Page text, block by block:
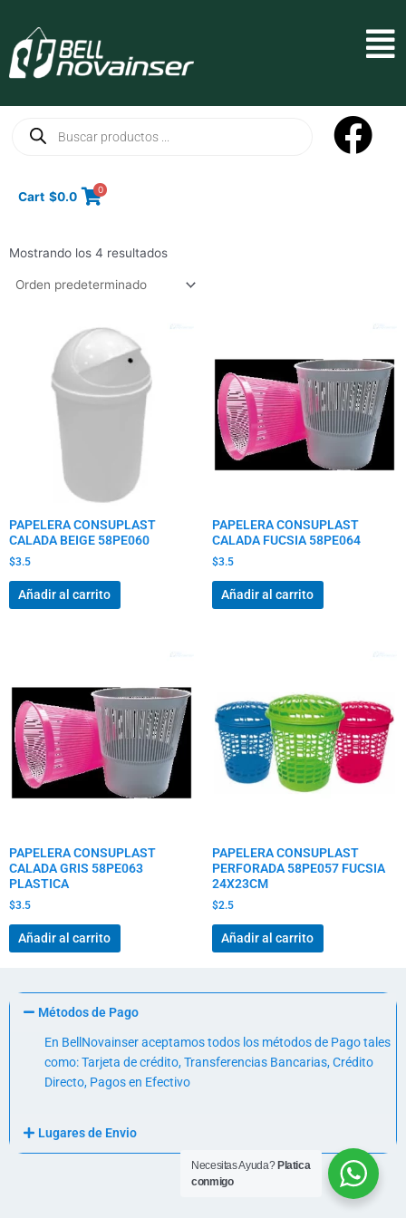
contenido
productos
Cart $0.0 0
Mostrando los 4 resultados
PAPELERA CONSUPLAST
CALADA BEIGE 58PE060
$3.5
Añadir al carrito
PAPELERA CONSUPLAST
CALADA FUCSIA 58PE064
$3.5
Añadir al carrito
PAPELERA CONSUPLAST
CALADA GRIS 58PE063
PLASTICA
$3.5
Añadir al carrito
PAPELERA CONSUPLAST
PERFORADA 58PE057 FUCSIA
24X23CM
$2.5
Añadir al carrito
Métodos de Pago
En BellNovainser aceptamos todos los métodos de Pago tales
como: Tarjeta de crédito, Transferencias Bancarias, Crédito
Directo, Pagos en Efectivo
Lugares de Envio
Necesitas Ayuda? Platica
conmigo